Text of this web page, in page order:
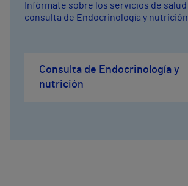
Infórmate sobre los servicios de
consulta de Endocrinología y nutrición.
Consulta de Endocrinología y
nutrición